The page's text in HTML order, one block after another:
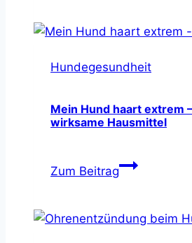
erkennen
Hundegesundheit
Mein Hund haart extrem
wirksame Hausmittel
Zum BeitragMein
extrem